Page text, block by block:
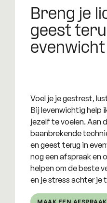
Breng je
geest
evenwicht
Voel je je gestrest,
Bij levenwichtig help
jezelf te voelen. Aan
baanbrekende
en geest terug in
nog een afspraak en
helpen om de beste
en je stress achter je